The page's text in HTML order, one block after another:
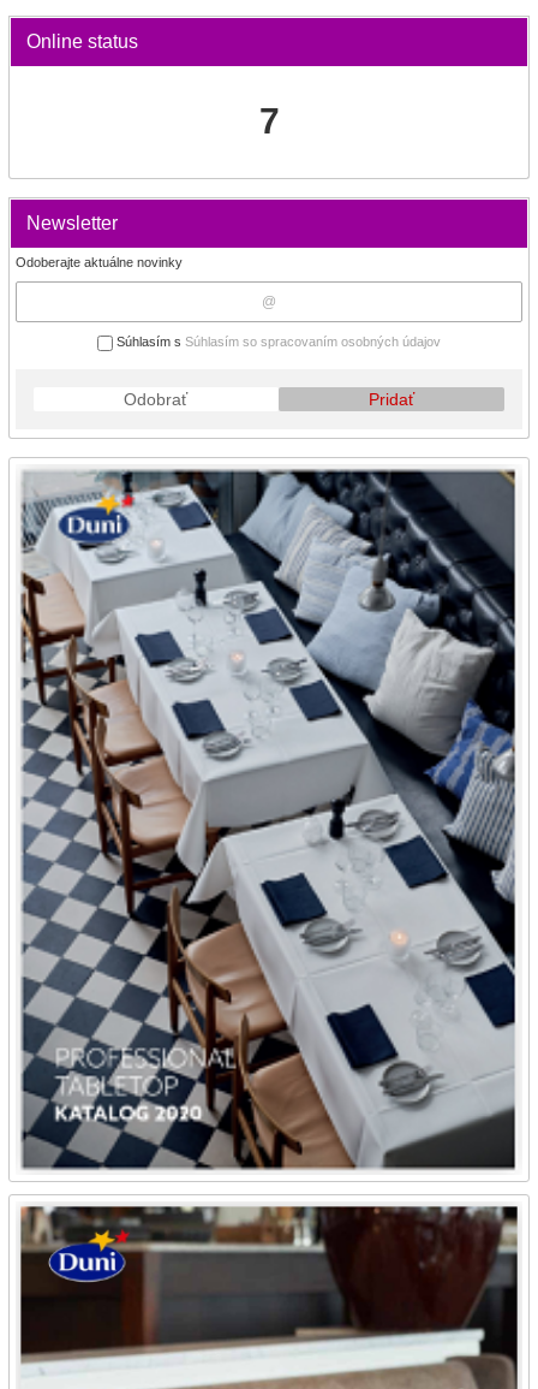
Online status
7
Newsletter
Odoberajte aktuálne novinky
Súhlasím s Súhlasím so spracovaním osobných údajov
Odobrať Pridať